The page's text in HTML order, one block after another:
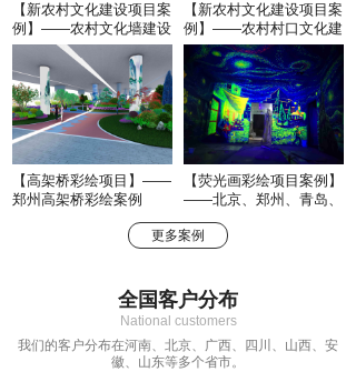
【新农村文化建设项目案
例】——农村文化墙建设
【新农村文化建设项目案
例】——农村村口文化建
设
【高架桥彩绘项目】——
郑州高架桥彩绘案例
【荧光画彩绘项目案例】
——北京、郑州、青岛、
西安幻境空间
更多案例
全国客户分布
National customers
我们的客户分布在河南、北京、广西、四川、山西、安
徽、山东等多个省市。